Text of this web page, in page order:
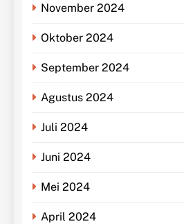
November 2024
Oktober 2024
September 2024
Agustus 2024
Juli 2024
Juni 2024
Mei 2024
April 2024